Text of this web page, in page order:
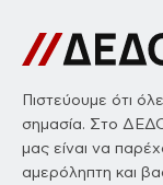
Πιστεύουμε ότι
σημασία. Στο
μας είναι να
αμερόληπτη και